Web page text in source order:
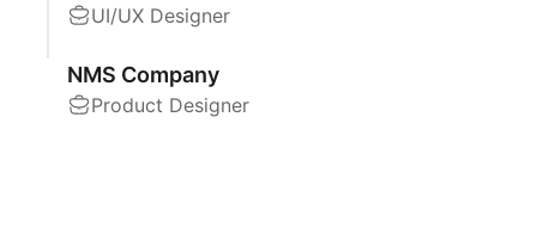
UI/UX Designer
NMS Company
Product Designer